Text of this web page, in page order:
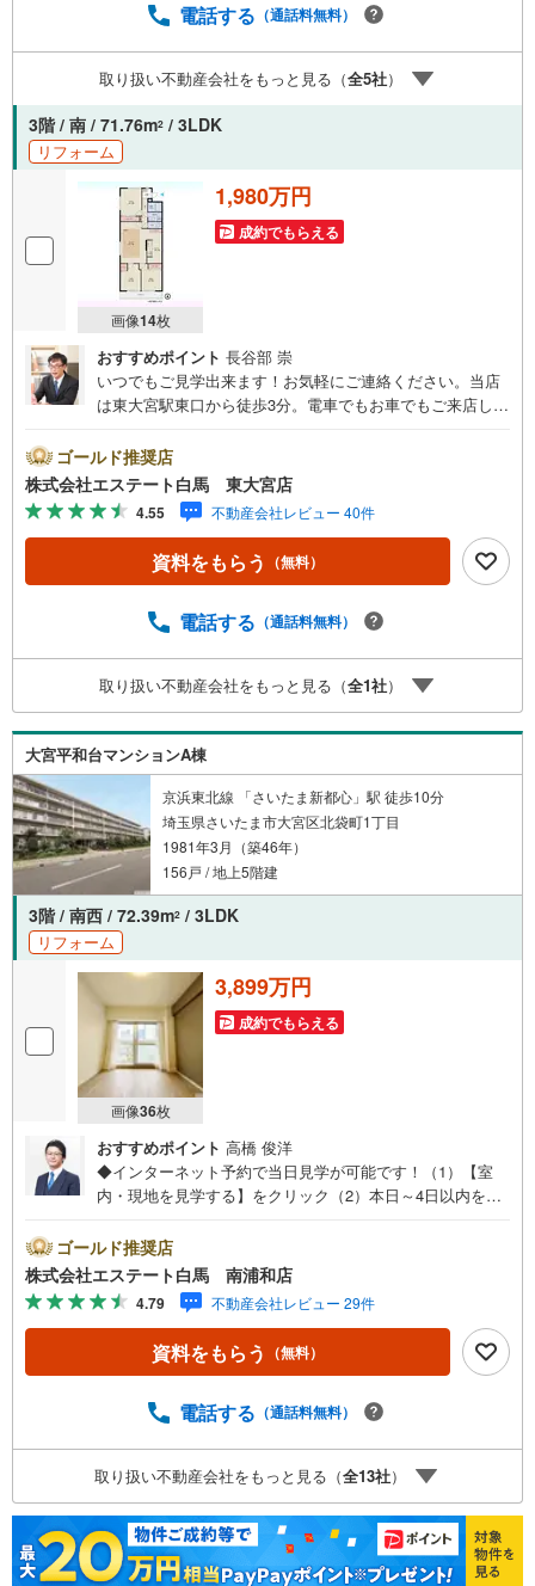
しっかり確認できます・リモート相談は第三者による住宅
トナーに変わって予め確認も・別々の場所から家族みんな
で参加もできます・お気軽にご相談下さい～営業時間～9:3
0～18:30こちらのお時間でしたらお電話でのお問合せがス
ムーズですお気軽にお問合せください
電話する （通話料無料）
取り扱い不動産会社をもっと見る（全5社）
3階 / 南 / 71.76m2 / 3LDK
リフォーム
画像14枚
1,980万円
成約でもらえる
おすすめポイント 長谷部 崇
いつでもご見学出来ます！お気軽にご連絡ください。当店
は東大宮駅東口から徒歩3分。電車でもお車でもご来店しや
ート見学・リモート相談サービス～・小さいお子様や家事
で外出できない、天気が悪く外出したくない時・LINEやZO
OMなど無料のアプリですぐにご利用いただけます・リモー
ト見学はスタッフがご興味ある物件の現地から映像をお届
けします・写真では伝わりにくい「空気感」や違うアング
ルからみたかったリビングの「見え方」などもしっかり確
計相談を専門のファイナンシャルプランナーと1対1で・バ
できます・お気軽にご相談下さい～営業時間～9:30～18:30
こちらのお時間でしたらお電話でのお問合せがスムーズで
すお気軽にお問合せください
ゴールド推奨店
株式会社エステート白馬 東大宮店
4.55 不動産会社レビュー 40件
資料をもらう （無料）
電話する （通話料無料）
取り扱い不動産会社をもっと見る（全1社）
大宮平和台マンションA棟
京浜東北線 「さいたま新都心」駅 徒歩10分
埼玉県さいたま市大宮区北袋町1丁目
1981年3月（築46年）
156戸 / 地上5階建
3階 / 南西 / 72.39m2 / 3LDK
リフォーム
画像36枚
3,899万円
成約でもらえる
おすすめポイント 高橋 俊洋
◆インターネット予約で当日見学が可能です！（1）【室
内・現地を見学する】をクリック（2）本日～4日以内をご
ください。◆10:00～21:00はお電話でのお問い合わせがス
ムーズです。●両面バルコニー●2026年7月リフォーム完了●
さいたま新都心駅徒歩約10分【Yahoo！ 不動産キャンペー
ン対象店舗です】 当店で物件を成約するとPayPayボーナ
スをプレゼント！◆エステート白馬の5大サポート◆1.FP
相談サポート社外のファイナンシャルプランナーと資金相
宅は半年の設備修理サービスが無料で付帯3.注文住宅「白
フォーム費用をお伝えするなどの無料サービス5.お引渡し
後もしっかりサポートCSサポート室がお引渡し後のお悩み
もしっかりサポートします
ゴールド推奨店
株式会社エステート白馬 南浦和店
4.79 不動産会社レビュー 29件
資料をもらう （無料）
電話する （通話料無料）
取り扱い不動産会社をもっと見る（全13社）